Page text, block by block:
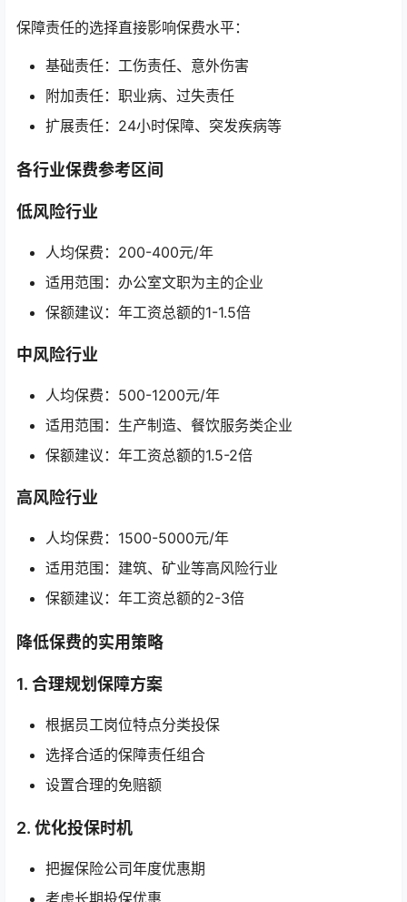
保障责任的选择直接影响保费水平：
基础责任：工伤责任、意外伤害
附加责任：职业病、过失责任
扩展责任：24小时保障、突发疾病等
各行业保费参考区间
低风险行业
人均保费：200-400元/年
适用范围：办公室文职为主的企业
保额建议：年工资总额的1-1.5倍
中风险行业
人均保费：500-1200元/年
适用范围：生产制造、餐饮服务类企业
保额建议：年工资总额的1.5-2倍
高风险行业
人均保费：1500-5000元/年
适用范围：建筑、矿业等高风险行业
保额建议：年工资总额的2-3倍
降低保费的实用策略
1. 合理规划保障方案
根据员工岗位特点分类投保
选择合适的保障责任组合
设置合理的免赔额
2. 优化投保时机
把握保险公司年度优惠期
考虑长期投保优惠